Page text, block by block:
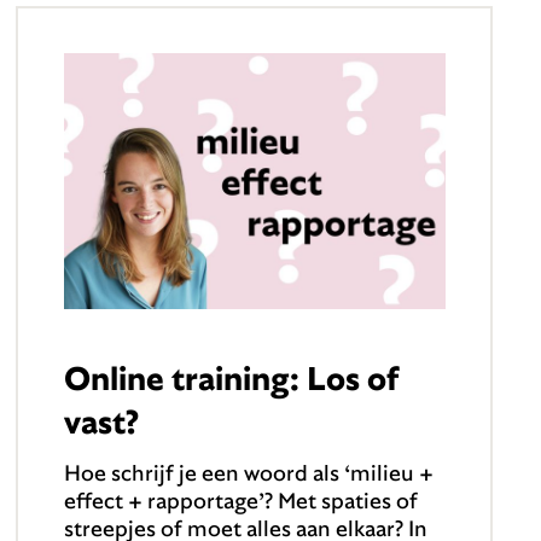
Online training: Los of
vast?
Hoe schrijf je een woord als ‘milieu +
effect + rapportage’? Met spaties of
streepjes of moet alles aan elkaar? In